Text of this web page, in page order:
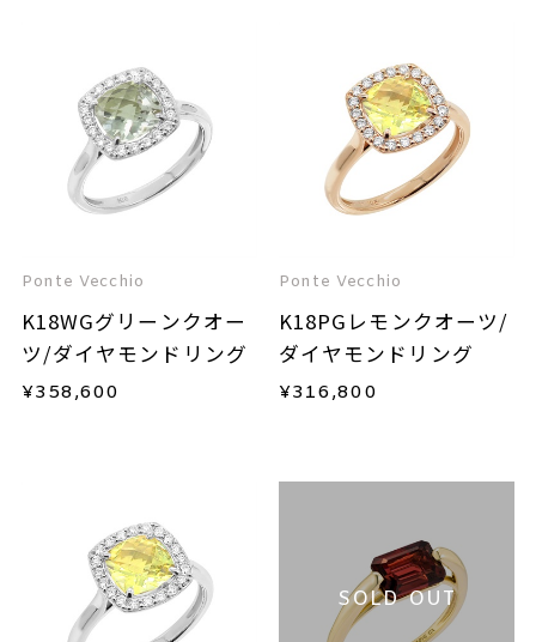
Ponte Vecchio
K18WGグリーンクオー
ツ/ダイヤモンドリング
¥358,600
Ponte Vecchio
K18PGレモンクオーツ/
ダイヤモンドリング
¥316,800
SOLD OUT